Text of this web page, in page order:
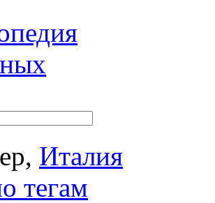
Италия
тегам